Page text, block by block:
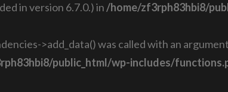
in version 6.7.0.) in /home/zf3rph83hbi8/
>add_data() was called with an
public_html/wp-includes/